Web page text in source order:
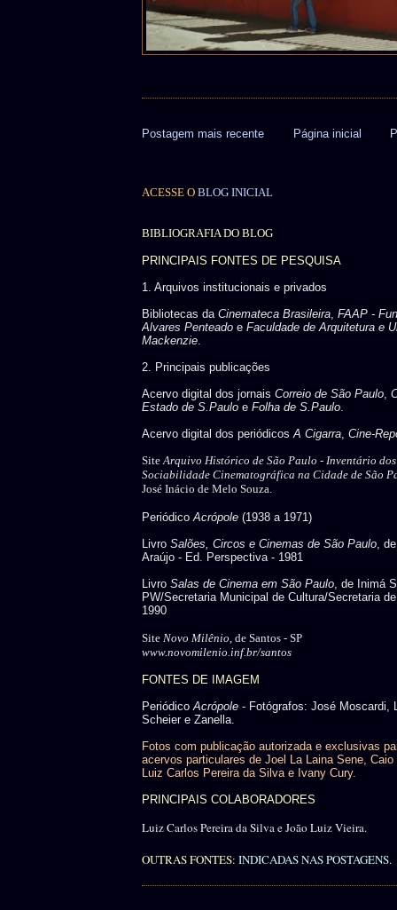
Postagem mais recente Página inicial
ACESSE O BLOG INICIAL
BIBLIOGRAFIA DO BLOG
PRINCIPAIS FONTES DE PESQUISA
1. Arquivos institucionais e privados
Bibliotecas da Cinemateca Brasileira, FAAP -
Alvares Penteado e Faculdade de Arquitetura e
Mackenzie.
2. Principais publicações
Acervo digital dos jornais Correio de São Paulo,
Estado de S.Paulo e Folha de S.Paulo.
Acervo digital dos periódicosA Cigarra, Cine-
SiteArquivo Histórico de São Paulo - Inventário dos
Sociabilidade Cinematográfica na Cidade de São
José Inácio de Melo Souza.
PeriódicoAcrópole (1938 a 1971)
Livro Salões, Circos e Cinemas de São Paulo,
Araújo - Ed. Perspectiva - 1981
Livro Salas de Cinema em São Paulo, de Inimá
PW/Secretaria Municipal de Cultura/Secretaria
1990
Site Novo Milênio, de Santos - SP
www.novomilenio.inf.br/santos
FONTES DE IMAGEM
PeriódicoAcrópole - Fotógrafos: José Moscardi,
Scheier e Zanella.
Fotos com publicação autorizada e exclusivas
acervos particulares de Joel La Laina Sene, Caio
Luiz Carlos Pereira da Silva e Ivany Cury.
PRINCIPAIS COLABORADORES
Luiz Carlos Pereira da Silva e João Luiz Vieira.
OUTRAS FONTES: INDICADAS NAS POSTAGENS.